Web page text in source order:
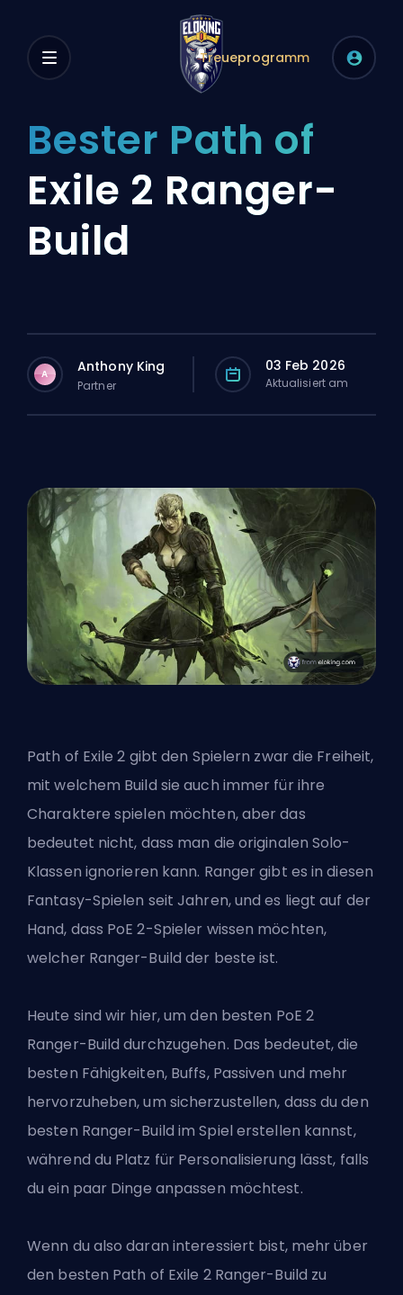
Treueprogramm
Bester Path of
Exile 2 Ranger-
Build
A Anthony King
Partner
03 Feb 2026
Aktualisiert am
Path of Exile 2 gibt den Spielern zwar die Freiheit,
mit welchem Build sie auch immer für ihre
Charaktere spielen möchten, aber das
bedeutet nicht, dass man die originalen Solo-
Klassen ignorieren kann. Ranger gibt es in diesen
Fantasy-Spielen seit Jahren, und es liegt auf der
Hand, dass PoE 2-Spieler wissen möchten,
welcher Ranger-Build der beste ist.
Heute sind wir hier, um den besten PoE 2
Ranger-Build durchzugehen. Das bedeutet, die
besten Fähigkeiten, Buffs, Passiven und mehr
hervorzuheben, um sicherzustellen, dass du den
besten Ranger-Build im Spiel erstellen kannst,
während du Platz für Personalisierung lässt, falls
du ein paar Dinge anpassen möchtest.
Wenn du also daran interessiert bist, mehr über
den besten Path of Exile 2 Ranger-Build zu